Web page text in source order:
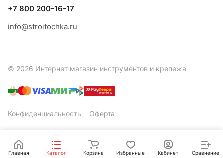
+7 800 200-16-17
info@stroitochka.ru
© 2026 Интернет магазин инструментов и крепежа
Конфиденциальность Оферта
Главная Каталог Корзина Избранные Кабинет Сравнение